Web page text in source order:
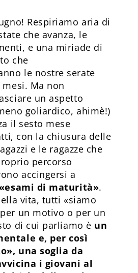
Respiriamo aria di
che avanza, le
e una miriade di
che
le nostre serate
Ma non
un aspetto
goliardico, ahimè!)
il sesto mese
con la chiusura delle
e le ragazze che
percorso
accingersi a
di maturità».
vita, tutti «siamo
un motivo o per un
di cui parliamo è un
e, per così
una soglia da
i giovani al